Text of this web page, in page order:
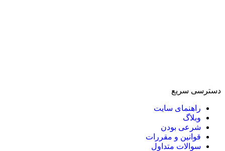
دسترسی سریع
راهنمای سایت
وبلاگ
شرعی بودن
قوانین و مقررات
سوالات متداول